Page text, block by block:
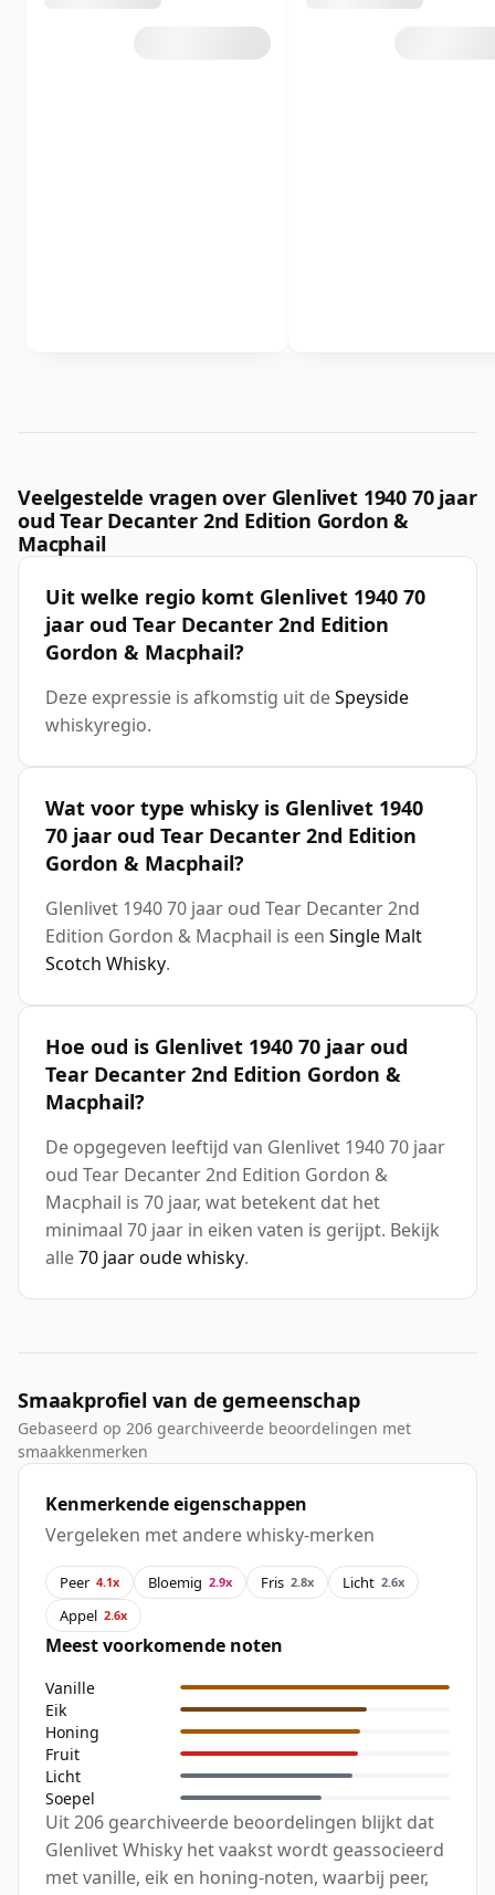
Veelgestelde vragen over Glenlivet 1940 70 jaar
oud Tear Decanter 2nd Edition Gordon &
Macphail
Uit welke regio komt Glenlivet 1940 70
jaar oud Tear Decanter 2nd Edition
Gordon & Macphail?
Deze expressie is afkomstig uit deSpeyside
whiskyregio.
Wat voor type whisky is Glenlivet 1940
70 jaar oud Tear Decanter 2nd Edition
Gordon & Macphail?
Glenlivet 1940 70 jaar oud Tear Decanter 2nd
Edition Gordon & Macphail is een Single Malt
Scotch Whisky.
Hoe oud is Glenlivet 1940 70 jaar oud
Tear Decanter 2nd Edition Gordon &
Macphail?
De opgegeven leeftijd van Glenlivet 1940 70 jaar
oud Tear Decanter 2nd Edition Gordon &
Macphail is 70 jaar, wat betekent dat het
minimaal 70 jaar in eiken vaten is gerijpt. Bekijk
alle70 jaar oude whisky.
Smaakprofiel van de gemeenschap
Gebaseerd op 206 gearchiveerde beoordelingen met
smaakkenmerken
Kenmerkende eigenschappen
Vergeleken met andere whisky-merken
Peer 4.1x Bloemig 2.9x Fris 2.8x Licht 2.6x
Appel 2.6x
Meest voorkomende noten
Vanille
Eik
Honing
Fruit
Licht
Soepel
Uit 206 gearchiveerde beoordelingen blijkt dat
Glenlivet Whisky het vaakst wordt geassocieerd
met vanille, eik en honing-noten, waarbij peer,